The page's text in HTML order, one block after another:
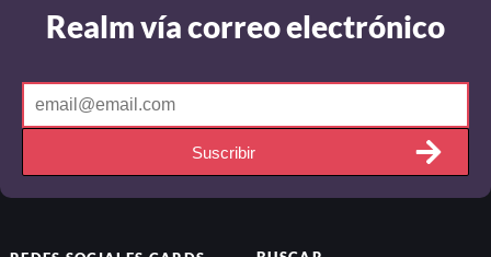
Realm vía correo electrónico
Suscribir